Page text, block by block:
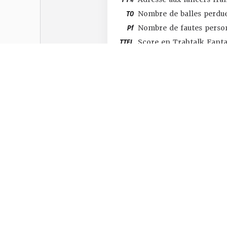
TO Nombre de balles
Pf Nombre de fautes
TTFL Score en Trahtalk